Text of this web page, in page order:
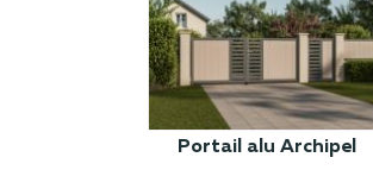
Portail alu Archipel